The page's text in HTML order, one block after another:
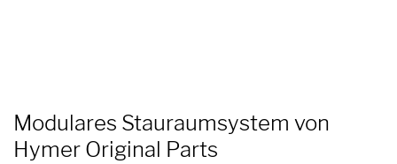
Modulares Stauraumsystem von
Hymer Original Parts